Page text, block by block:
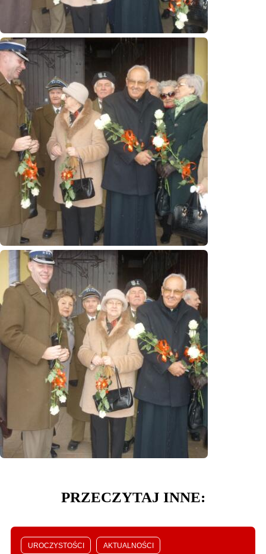
PRZECZYTAJ INNE:
UROCZYSTOŚCI AKTUALNOŚCI